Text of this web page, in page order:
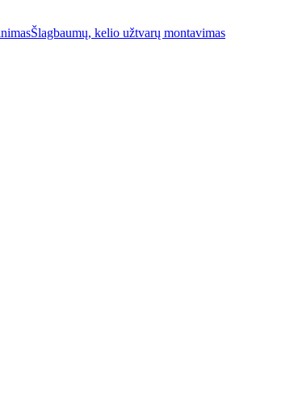
Šlagbaumų, kelio užtvarų montavimas